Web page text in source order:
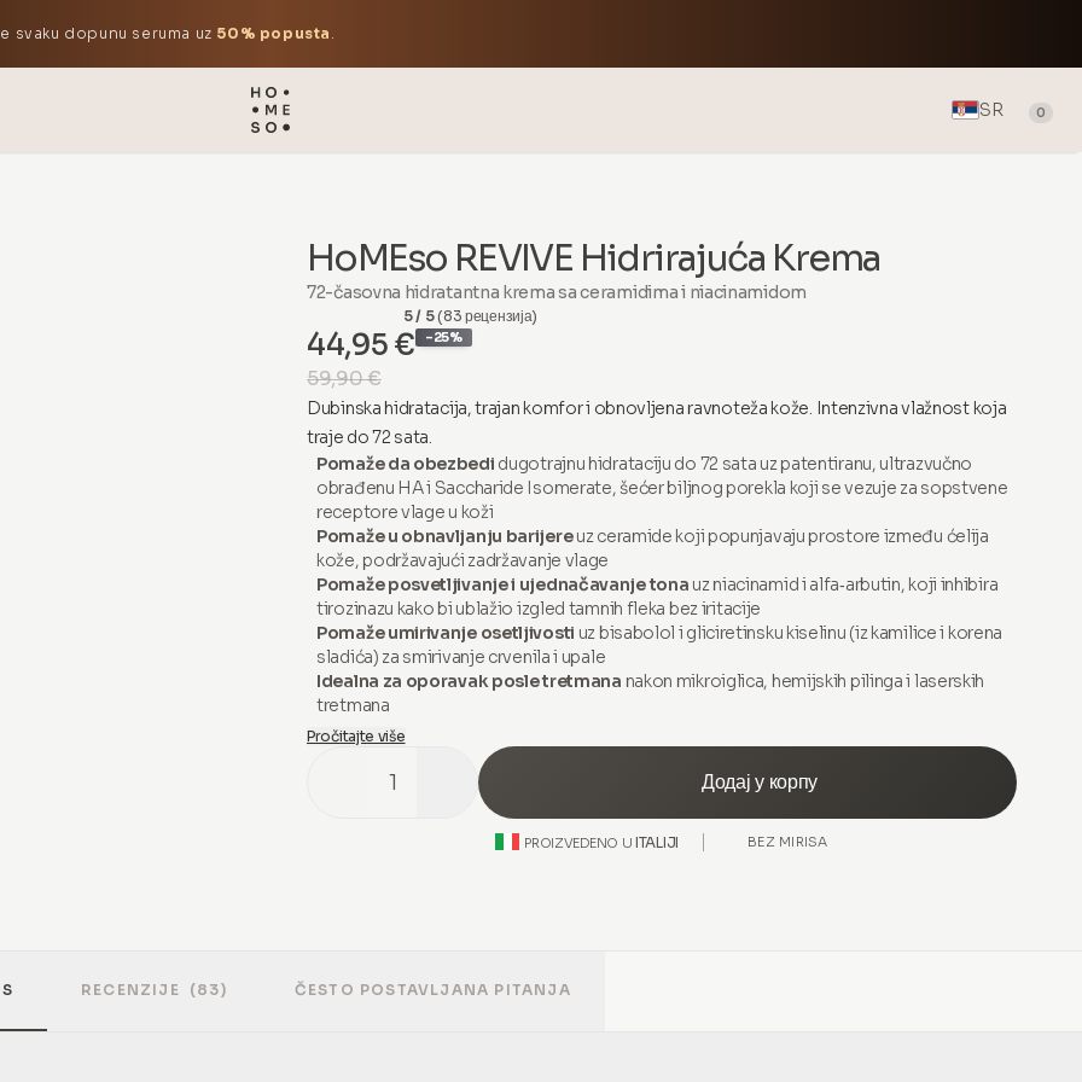
svaku dopunu seruma uz 50% popusta .
SR 0
HoMEso REVIVE Hidrirajuća Krema
72-časovna hidratantna krema sa ceramidima i niacinamidom
5 / 5(83 рецензија)
59,90 €
44,95 € -25%
Dubinska hidratacija, trajan komfor i obnovljena ravnoteža kože. Intenzivna vlažnost koja
traje do 72 sata.
Pomaže da obezbedi dugotrajnu hidrataciju do 72 sata uz patentiranu, ultrazvučno
obrađenu HA i Saccharide Isomerate, šećer biljnog porekla koji se vezuje za sopstvene
receptore vlage u koži
Pomaže u obnavljanju barijereuz ceramide koji popunjavaju prostore između ćelija
kože, podržavajući zadržavanje vlage
Pomaže posvetljivanje i ujednačavanje tona uz niacinamid i alfa‑arbutin, koji inhibira
tirozinazu kako bi ublažio izgled tamnih fleka bez iritacije
Pomaže umirivanje osetljivosti uz bisabolol i gliciretinsku kiselinu (iz kamilice i korena
sladića) za smirivanje crvenila i upale
Idealna za oporavak posle tretmana nakon mikroiglica, hemijskih pilinga i laserskih
tretmana
Pročitajte više
1 Додај у корпу
PROIZVEDENO UITALIJI BEZ MIRISA
RECENZIJE (83) ČESTO POSTAVLJANA PITANJA